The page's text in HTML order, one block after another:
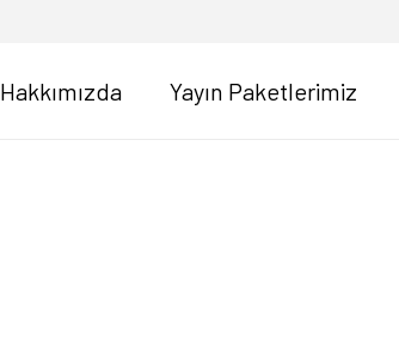
Hakkımızda Yayın Paketlerimiz